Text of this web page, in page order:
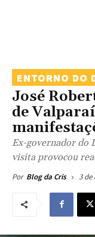
ENTORNO DO
José
de
Ex-governador do
visita provocou
Por Blog da Cris 3 de